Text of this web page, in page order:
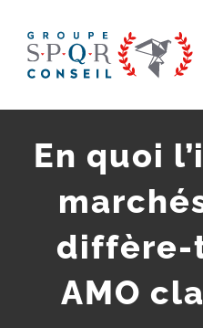
contenu
En quoi
diffère-
AMO